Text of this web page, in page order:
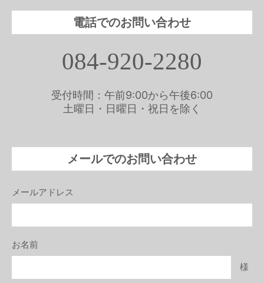
電話でのお問い合わせ
084-920-2280
受付時間：午前9:00から午後6:00
土曜日・日曜日・祝日を除く
メールでのお問い合わせ
メールアドレス
お名前
様